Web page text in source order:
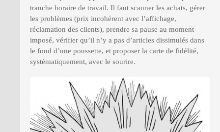
tranche horaire de travail. Il faut scanner les achats, gérer
les problèmes (prix incohérent avec l’affichage,
réclamation des clients), prendre sa pause au moment
imposé, vérifier qu’il n’y a pas d’articles dissimulés dans
le fond d’une poussette, et proposer la carte de fidélité,
systématiquement, avec le sourire.